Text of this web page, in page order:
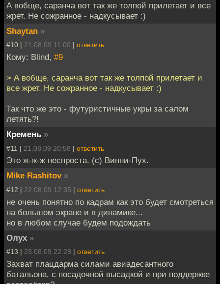
А вобще, саранча вот так же толпой прилетает и все
жрет. Не сожранное - надкусывает :)
Shaytan »
#10 | 21.08.09 11:00 | ответить
Кому: Blind, #9
> А вобще, саранча вот так же толпой прилетает и
все жрет. Не сожранное - надкусывает :)
Так что же это - футуристичные укры за салом
летять?!
Кремень »
#11 | 21.08.09 20:58 | ответить
Это ж-ж-ж неспроста. (с) Винни-Пух.
Mike Rashitov »
#12 | 22.08.09 12:35 | ответить
не очень понятно по кадрам как это будет смотреться
на большом экране и в динамике...
но в любом случае будем подождать
Олух »
#13 | 23.08.09 22:28 | ответить
Захват плацдарма силами авиадесантного
батальона, с посадочной высадкой и при поддержке